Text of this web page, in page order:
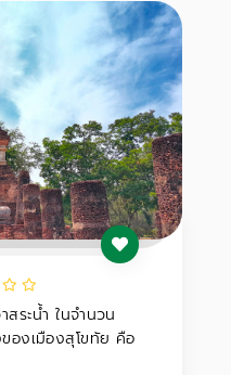
สระน้ำ ในจำนวน
องเมืองสุโขทัย คือ